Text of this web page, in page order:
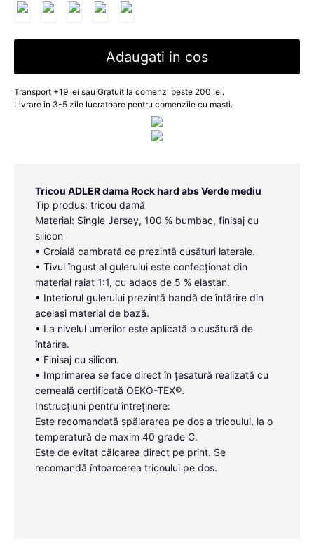
Adaugati in cos
Transport +19 lei sau Gratuit la comenzi peste 200 lei.
Livrare in 3-5 zile lucratoare pentru comenzile cu masti.
Tricou ADLER dama Rock hard abs Verde mediu
Tip produs: tricou damă
Material: Single Jersey, 100 % bumbac, finisaj cu
silicon
• Croială cambrată ce prezintă cusături laterale.
• Tivul îngust al gulerului este confecționat din
material raiat 1:1, cu adaos de 5 % elastan.
• Interiorul gulerului prezintă bandă de întărire din
același material de bază.
• La nivelul umerilor este aplicată o cusătură de
întărire.
• Finisaj cu silicon.
• Imprimarea se face direct în țesatură realizată cu
cerneală certificată OEKO-TEX®.
Instrucțiuni pentru întreținere:
Este recomandată spălararea pe dos a tricoului, la o
temperatură de maxim 40 grade C.
Este de evitat călcarea direct pe print. Se
recomandă întoarcerea tricoului pe dos.